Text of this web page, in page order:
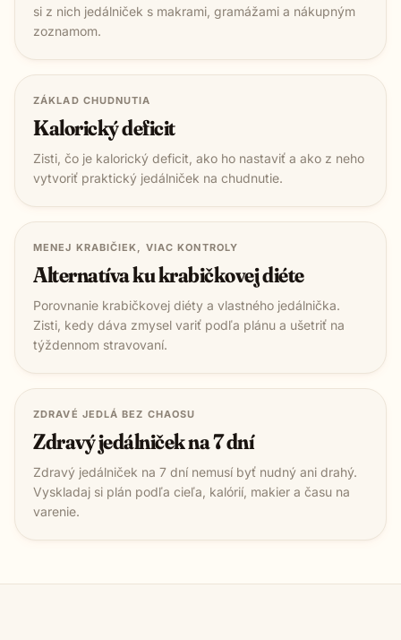
si z nich jedálniček s makrami, gramážami a nákupným
zoznamom.
ZÁKLAD CHUDNUTIA
Kalorický deficit
Zisti, čo je kalorický deficit, ako ho nastaviť a ako z neho
vytvoriť praktický jedálniček na chudnutie.
MENEJ KRABIČIEK, VIAC KONTROLY
Alternatíva ku krabičkovej diéte
Porovnanie krabičkovej diéty a vlastného jedálnička.
Zisti, kedy dáva zmysel variť podľa plánu a ušetriť na
týždennom stravovaní.
ZDRAVÉ JEDLÁ BEZ CHAOSU
Zdravý jedálniček na 7 dní
Zdravý jedálniček na 7 dní nemusí byť nudný ani drahý.
Vyskladaj si plán podľa cieľa, kalórií, makier a času na
varenie.